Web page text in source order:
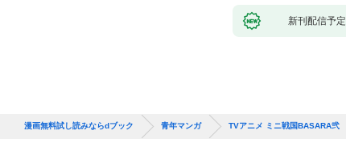
新刊配信予定
漫画無料試し読みならdブック 青年マンガ TVアニメ ミニ戦国BASARA弐